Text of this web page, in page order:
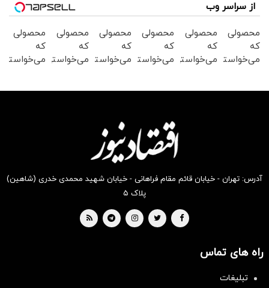
از سراسر وب
محصولی
که
می‌خواستی
محصولی
که
می‌خواستی
محصولی
که
می‌خواستی
بخر !
محصولی
که
می‌خواستی
بخر !
محصولی
که
می‌خواستی
محصولی
که
می‌خواستی
آدرس: تهران - خیابان قائم مقام فراهانی - خیابان شهید محمدی خدری (شاهین)
پلاک ۵
راه های تماس
تبلیغات